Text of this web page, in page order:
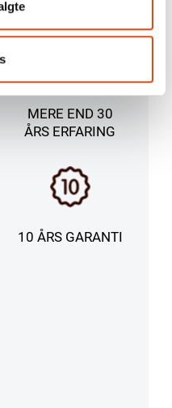
MERE END 30
ÅRS ERFARING
10 ÅRS GARANTI